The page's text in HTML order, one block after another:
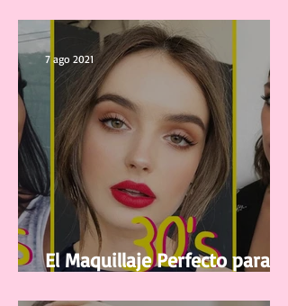
El Maquillaje Perfecto para tu
7 ago 2021